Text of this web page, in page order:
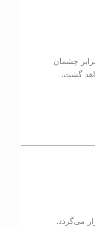
چشمان
گشت.
می‌گردد.